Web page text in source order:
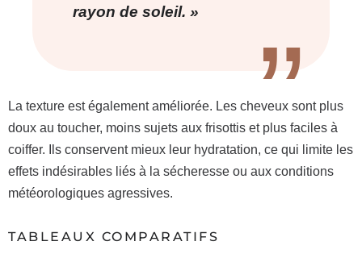
rayon de soleil. »
La texture est également améliorée. Les cheveux sont plus
doux au toucher, moins sujets aux frisottis et plus faciles à
coiffer. Ils conservent mieux leur hydratation, ce qui limite les
effets indésirables liés à la sécheresse ou aux conditions
météorologiques agressives.
TABLEAUX COMPARATIFS